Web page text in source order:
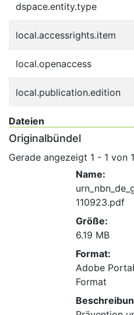
dspace.entity.type
local.accessrights.item
local.openaccess
local.publication.edition
Dateien
Originalbündel
Gerade angezeigt 1 - 1 von 1
Name:
110923.pdf
Größe:
6.19 MB
Format:
Adobe
Format